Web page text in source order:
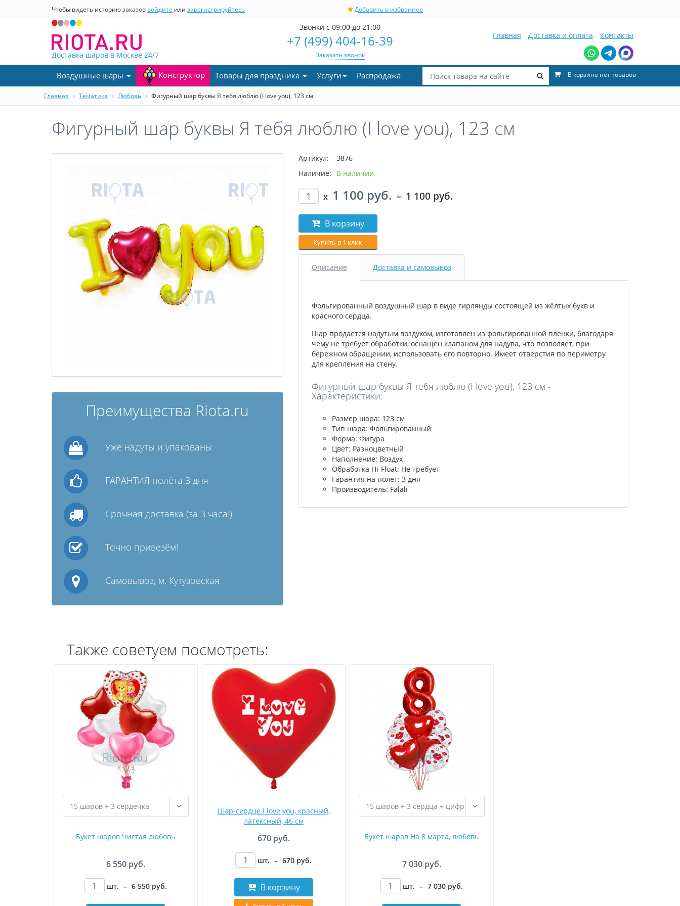
Чтобы видеть историю заказов войдите или зарегистрируйтесь Добавить в избранное
Доставка шаров в Москве 24/7
Звонки с 09:00 до 21:00
+7 (499) 404-16-39
Заказать звонок
Главная Доставка и оплата Контакты
В корзине нет товаров
Воздушные шары Конструктор Товары для праздника Услуги Распродажа
Главная Тематика Любовь Фигурный шар буквы Я тебя люблю (I love you), 123 см
Фигурный шар буквы Я тебя люблю (I love you), 123 см
Преимущества Riota.ru
Уже надуты и упакованы
ГАРАНТИЯ полёта 3 дня
Срочная доставка (за 3 часа!)
Точно привезём!
Самовывоз, м. Кутузовская
Артикул:
3876
Наличие:
В наличии
x 1 100 руб. = 1 100 руб.
В корзину
Купить в 1 клик
Описание Доставка и самовывоз
Фольгированный воздушный шар в виде гирлянды состоящей из жёлтых букв и
красного сердца.
Шар продается надутым воздухом, изготовлен из фольгированной пленки, благодаря
чему не требует обработки, оснащен клапаном для надува, что позволяет, при
бережном обращении, использовать его повторно. Имеет отверстия по периметру
для крепления на стену.
Фигурный шар буквы Я тебя люблю (I love you), 123 см -
Характеристики:
Размер шара: 123 см
Тип шара: Фольгированный
Форма: Фигура
Цвет: Разноцветный
Наполнение: Воздух
Обработка Hi-Float: Не требует
Гарантия на полет: 3 дня
Производитель: Falali
Также советуем посмотреть:
Букет шаров Чистая любовь
6 550 руб.
шт. – 6 550 руб.
Шар-сердце I love you, красный,
латексный, 46 см
670 руб.
шт. – 670 руб.
В корзину
Букет шаров На 8 марта, любовь
7 030 руб.
шт. – 7 030 руб.